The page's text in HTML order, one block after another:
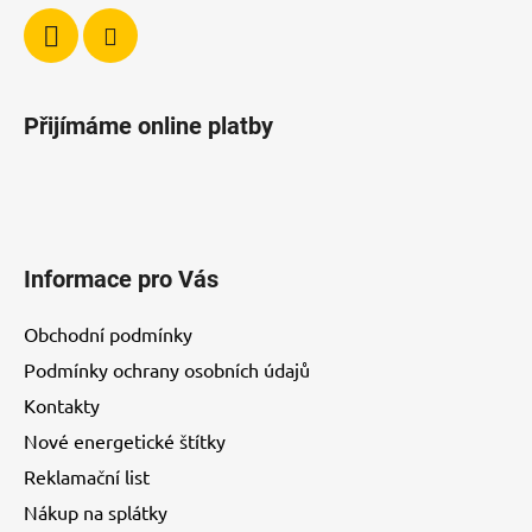
Přijímáme online platby
Informace pro Vás
Obchodní podmínky
Podmínky ochrany osobních údajů
Kontakty
Nové energetické štítky
Reklamační list
Nákup na splátky